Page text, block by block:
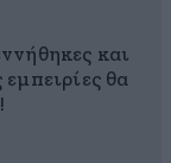
και
θα